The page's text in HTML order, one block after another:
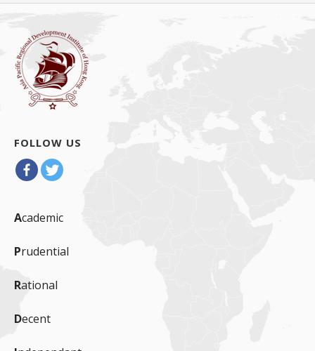
FOLLOW US
Academic
Prudential
Rational
Decent